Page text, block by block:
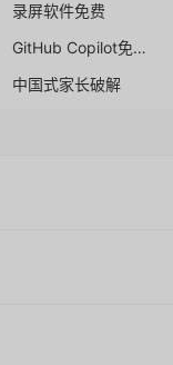
录屏软件免费
GitHub Copilot免费白嫖
中国式家长破解